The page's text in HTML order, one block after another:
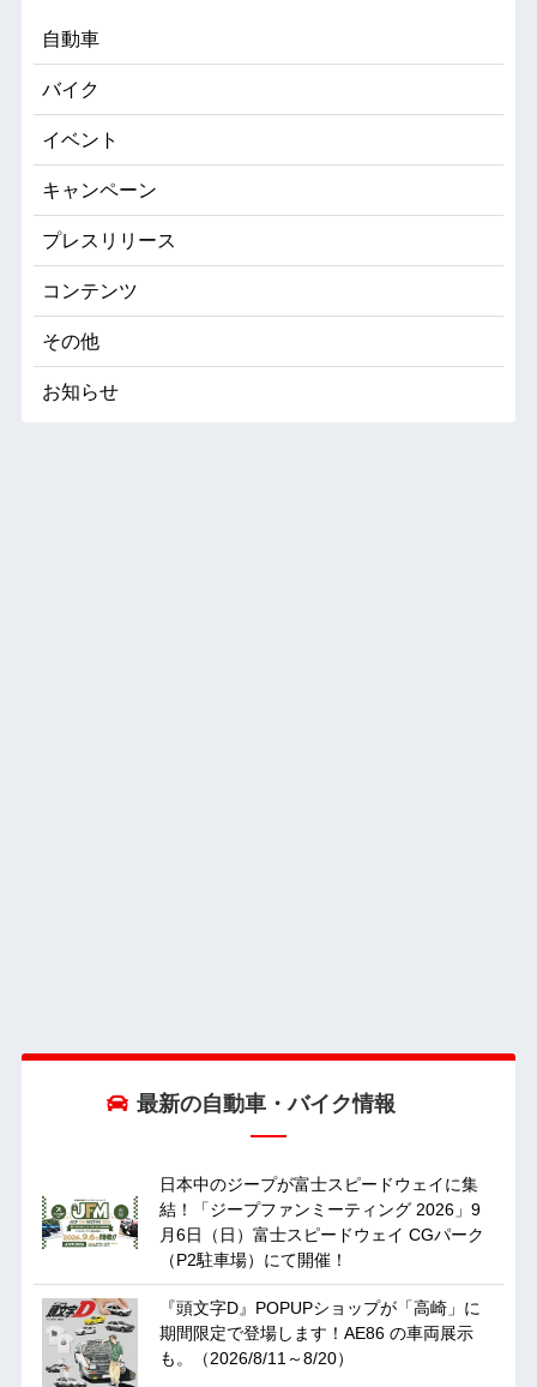
自動車
バイク
イベント
キャンペーン
プレスリリース
コンテンツ
その他
お知らせ
最新の自動車・バイク情報
日本中のジープが富士スピードウェイに集
結！「ジープファンミーティング 2026」9
月6日（日）富士スピードウェイ CGパーク
（P2駐車場）にて開催！
『頭文字D』POPUPショップが「高崎」に
期間限定で登場します！AE86 の車両展示
も。（2026/8/11～8/20）